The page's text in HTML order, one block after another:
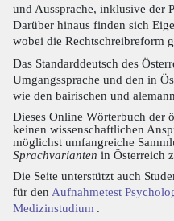
und Aussprache, inklusive der
Darüber hinaus finden sich
wobei die Rechtschreibreform
Das Standarddeutsch des
Umgangssprache und den in
wie den bairischen und
Dieses Online Wörterbuch der
keinen wissenschaftlichen
möglichst umfangreiche
Sprachvarianten in Österreich
Die Seite unterstützt auch
für den Aufnahmetest
Medizinstudium .